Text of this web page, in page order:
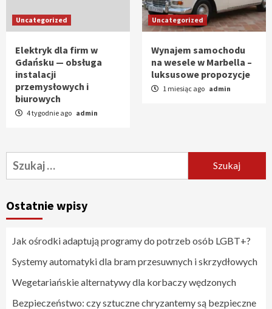
Uncategorized
Elektryk dla firm w
Gdańsku — obsługa
instalacji
przemysłowych i
biurowych
4 tygodnie ago admin
Uncategorized
Wynajem samochodu
na wesele w Marbella –
luksusowe propozycje
1 miesiąc ago admin
Szukaj:
Ostatnie wpisy
Jak ośrodki adaptują programy do potrzeb osób LGBT+?
Systemy automatyki dla bram przesuwnych i skrzydłowych
Wegetariańskie alternatywy dla korbaczy wędzonych
Bezpieczeństwo: czy sztuczne chryzantemy są bezpieczne